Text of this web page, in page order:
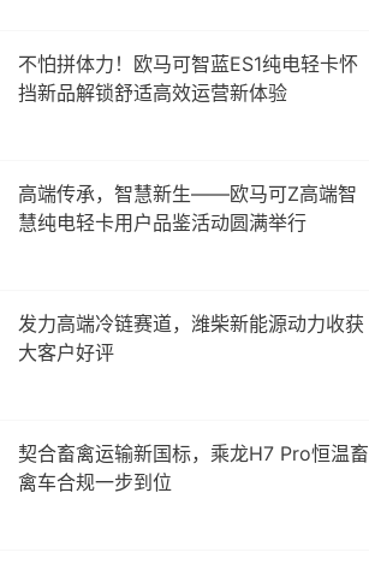
不怕拼体力！欧马可智蓝ES1纯电轻卡怀
挡新品解锁舒适高效运营新体验
高端传承，智慧新生——欧马可Z高端智
慧纯电轻卡用户品鉴活动圆满举行
发力高端冷链赛道，潍柴新能源动力收获
大客户好评
契合畜禽运输新国标，乘龙H7 Pro恒温畜
禽车合规一步到位